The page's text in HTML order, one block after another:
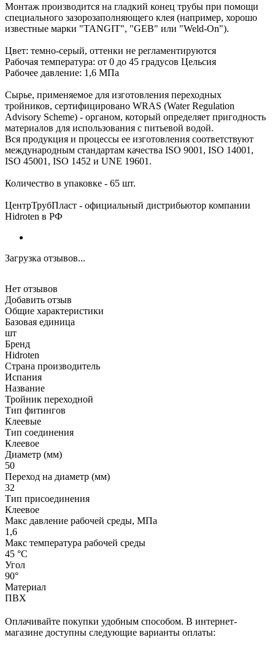
Монтаж производится на гладкий конец трубы при помощи
специального зазорозаполняющего клея (например, хорошо
известные марки "TANGIT", "GEB" или "Weld-On").
Цвет: темно-серый, оттенки не регламентируются
Рабочая температура: от 0 до 45 градусов Цельсия
Рабочее давление: 1,6 МПа
Сырье, применяемое для изготовления переходных
тройников, сертифицировано WRAS (Water Regulation
Advisory Scheme) - органом, который определяет пригодность
материалов для использования с питьевой водой.
Вся продукция и процессы ее изготовления соответствуют
международным стандартам качества ISO 9001, ISO 14001,
ISO 45001, ISO 1452 и UNE 19601.
Количество в упаковке - 65 шт.
ЦентрТрубПласт - официальный дистрибьютор компании
Hidroten в РФ
Загрузка отзывов...
Нет отзывов
Добавить отзыв
Общие характеристики
Базовая единица
шт
Бренд
Hidroten
Страна производитель
Испания
Название
Тройник переходной
Тип фитингов
Клеевые
Тип соединения
Клеевое
Диаметр (мм)
50
Переход на диаметр (мм)
32
Тип присоединения
Клеевое
Макс давление рабочей среды, МПа
1,6
Макс температура рабочей среды
45 °С
Угол
90°
Материал
ПВХ
Оплачивайте покупки удобным способом. В интернет-
магазине доступны следующие варианты оплаты: